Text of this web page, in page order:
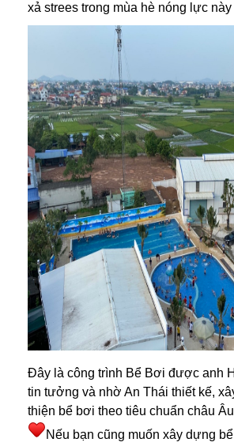
xả strees trong mùa hè nóng lực này
Đây là công trình Bể Bơi được anh
tin tưởng và nhờ An Thái thiết kế,
thiện bể bơi theo tiêu chuẩn châu Âu
Nếu bạn cũng muốn xây dựng